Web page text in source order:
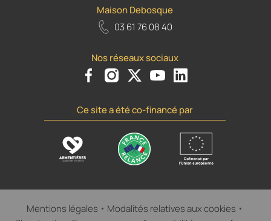
Maison Debosque
03 61 76 08 40
Nos réseaux sociaux
Voir le compte Facebook de la Ville
Voir le compte Instagram de la Ville
Voir le compte Twiiter de la Ville
Voir le compte Youtube de
Voir le compte Flickr
Ce site a été co-financé par
Mentions légales
Modalités relatives aux cookies